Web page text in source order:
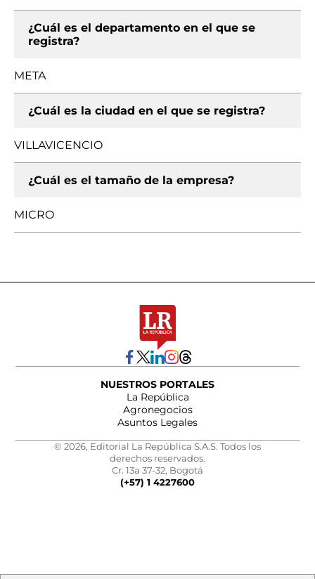
¿Cuál es el departamento en el que se
registra?
META
¿Cuál es la ciudad en el que se registra?
VILLAVICENCIO
¿Cuál es el tamaño de la empresa?
MICRO
NUESTROS PORTALES
La República
Agronegocios
Asuntos Legales
© 2026, Editorial La República S.A.S. Todos los
derechos reservados.
Cr. 13a 37-32, Bogotá
(+57) 1 4227600